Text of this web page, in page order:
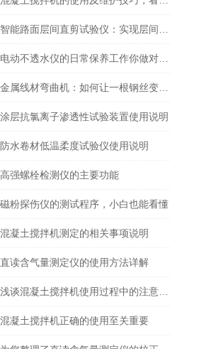
涂层抗氯离子渗透性试验装置使用说明
防水卷材低温柔度试验仪使用说明
高强螺栓检测仪的主要功能
磁粉探伤仪的测试程序，小白也能看懂
混凝土搅拌机测定的相关事项说明
直读含气量测定仪的使用方法详解
混凝土搅拌机正确的使用至关重要